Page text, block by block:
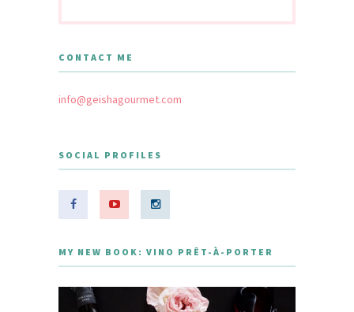
CONTACT ME
info@geishagourmet.com
SOCIAL PROFILES
MY NEW BOOK: VINO PRÊT-À-PORTER